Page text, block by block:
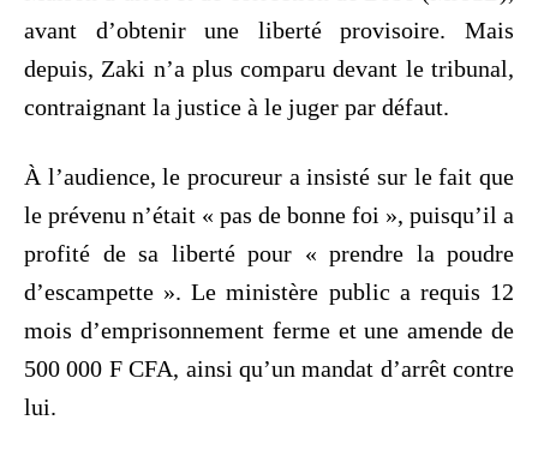
avant d’obtenir une liberté provisoire. Mais
depuis, Zaki n’a plus comparu devant le tribunal,
contraignant la justice à le juger par défaut.
À l’audience, le procureur a insisté sur le fait que
le prévenu n’était « pas de bonne foi », puisqu’il a
profité de sa liberté pour « prendre la poudre
d’escampette ». Le ministère public a requis 12
mois d’emprisonnement ferme et une amende de
500 000 F CFA, ainsi qu’un mandat d’arrêt contre
lui.